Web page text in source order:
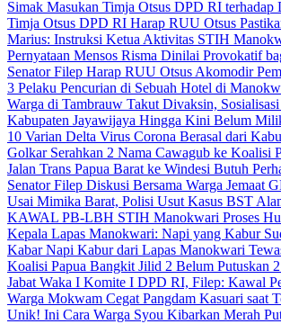
Simak Masukan Timja Otsus DPD RI terhadap
Timja Otsus DPD RI Harap RUU Otsus
Marius: Instruksi Ketua Aktivitas STIH
Pernyataan Mensos Risma Dinilai Provokatif
Senator Filep Harap RUU Otsus Akomodir
3 Pelaku Pencurian di Sebuah Hotel di
Warga di Tambrauw Takut Divaksin,
Kabupaten Jayawijaya Hingga Kini Belum
10 Varian Delta Virus Corona Berasal dari
Golkar Serahkan 2 Nama Cawagub ke Koalisi
Jalan Trans Papua Barat ke Windesi Butuh
Senator Filep Diskusi Bersama Warga Jemaat
Usai Mimika Barat, Polisi Usut Kasus BST
KAWAL PB-LBH STIH Manokwari Proses
Kepala Lapas Manokwari: Napi yang Kabur
Kabar Napi Kabur dari Lapas Manokwari
Koalisi Papua Bangkit Jilid 2 Belum Putuskan
Jabat Waka I Komite I DPD RI, Filep: Kawal
Warga Mokwam Cegat Pangdam Kasuari saat
Unik! Ini Cara Warga Syou Kibarkan Merah